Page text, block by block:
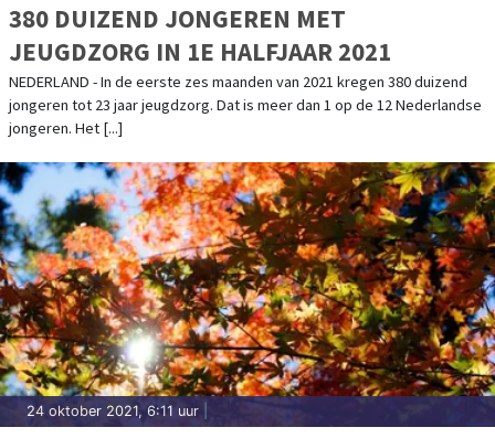
380 DUIZEND JONGEREN MET
JEUGDZORG IN 1E HALFJAAR 2021
NEDERLAND - In de eerste zes maanden van 2021 kregen 380 duizend
jongeren tot 23 jaar jeugdzorg. Dat is meer dan 1 op de 12 Nederlandse
jongeren. Het [...]
24 oktober 2021, 6:11 uur